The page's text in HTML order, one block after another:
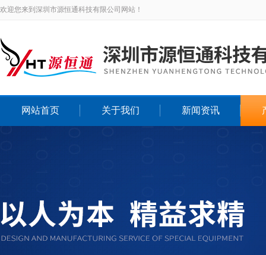
欢迎您来到深圳市源恒通科技有限公司网站！
网站首页 关于我们 新闻资讯